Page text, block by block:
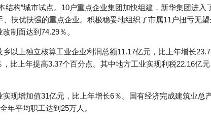
结构”城市试点。10户重点企业集团加快组建，新华集团进入
扶优扶强的重点企业。积极稳妥地组织了市属11户扭亏无
制面达到74.29％。
以上独立核算工业企业利润总额11.17亿元，比上年增长
比上年提高3.37个百分点。其中地方工业实现利税22.16亿
现增加值31亿元，比上年增长6％。国有经济完成建筑业总
年平均职工达到25万人。